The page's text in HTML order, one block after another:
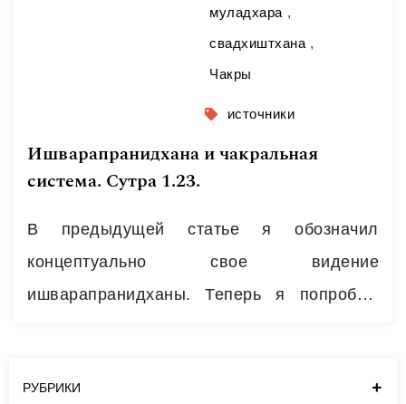
муладхара ,
свадхиштхана ,
Чакры
источники
Ишварапранидхана и чакральная
система. Сутра 1.23.
В предыдущей статье я обозначил
концептуально свое видение
ишварапранидханы. Теперь я попробую
того, как именно формировать данное
РУБРИКИ